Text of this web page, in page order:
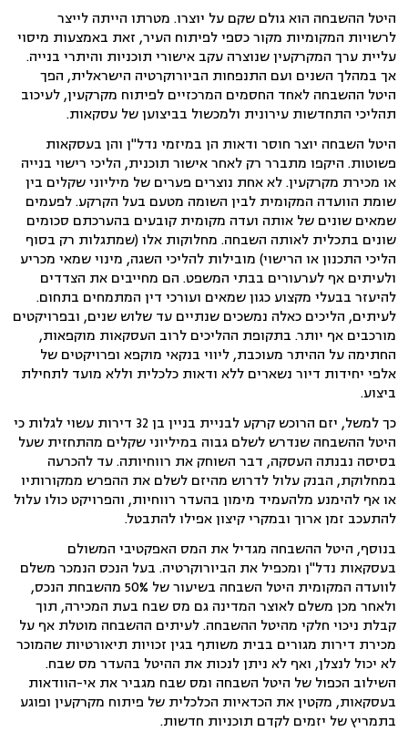
היטל ההשבחה הוא גולם שקם על יוצרו. מטרתו הייתה לייצר
לרשויות המקומיות מקור כספי לפיתוח העיר, זאת באמצעות מיסוי
עליית ערך המקרקעין שנוצרה עקב אישורי תוכניות והיתרי בנייה.
אך במהלך השנים ועם התנפחות הביורוקרטיה הישראלית, הפך
היטל ההשבחה לאחד החסמים המרכזיים לפיתוח מקרקעין, לעיכוב
תהליכי התחדשות עירונית ולמכשול בביצוען של עסקאות.
היטל השבחה יוצר חוסר ודאות הן במיזמי נדל"ן והן בעסקאות
פשוטות. היקפו מתברר רק לאחר אישור תוכנית, הליכי רישוי בנייה
או מכירת מקרקעין. לא אחת נוצרים פערים של מיליוני שקלים בין
שומת הוועדה המקומית לבין השומה מטעם בעל הקרקע. לפעמים
שמאים שונים של אותה ועדה מקומית קובעים בהערכתם סכומים
שונים בתכלית לאותה השבחה. מחלוקות אלו (שמתגלות רק בסוף
הליכי התכנון או הרישוי) מובילות להליכי השגה, מינוי שמאי מכריע
ולעיתים אף לערעורים בבתי המשפט. הם מחייבים את הצדדים
להיעזר בבעלי מקצוע כגון שמאים ועורכי דין המתמחים בתחום.
לעיתים, הליכים כאלה נמשכים שנתיים עד שלוש שנים, ובפרויקטים
מורכבים אף יותר. בתקופת ההליכים לרוב העסקאות מוקפאות,
החתימה על ההיתר מעוכבת, ליווי בנקאי מוקפא ופרויקטים של
אלפי יחידות דיור נשארים ללא ודאות כלכלית וללא מועד לתחילת
ביצוע.
כך למשל, יזם הרוכש קרקע לבניית בניין בן 32 דירות עשוי לגלות כי
היטל ההשבחה שנדרש לשלם גבוה במיליוני שקלים מהתחזית שעל
בסיסה נבנתה העסקה, דבר השוחק את רווחיותה. עד להכרעה
במחלוקת, הבנק עלול לדרוש מהיזם לשלם את ההפרש ממקורותיו
או אף להימנע מלהעמיד מימון בהעדר רווחיות, והפרויקט כולו עלול
להתעכב זמן ארוך ובמקרי קיצון אפילו להתבטל.
בנוסף, היטל ההשבחה מגדיל את המס האפקטיבי המשולם
בעסקאות נדל"ן ומכפיל את הביורוקרטיה. בעל הנכס הנמכר משלם
לוועדה המקומית היטל השבחה בשיעור של 50% מהשבחת הנכס,
ולאחר מכן משלם לאוצר המדינה גם מס שבח בעת המכירה, תוך
קבלת ניכוי חלקי מהיטל ההשבחה. לעיתים ההשבחה מוטלת אף על
מכירת דירות מגורים בבית משותף בגין זכויות תיאורטיות שהמוכר
לא יכול לנצלן, ואף לא ניתן לנכות את ההיטל בהעדר מס שבח.
השילוב הכפול של היטל השבחה ומס שבח מגביר את אי-הוודאות
בעסקאות, מקטין את הכדאיות הכלכלית של פיתוח מקרקעין ופוגע
בתמריץ של יזמים לקדם תוכניות חדשות.